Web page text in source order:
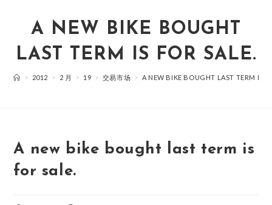
A NEW BIKE BOUGHT
LAST TERM IS FOR SALE.
> 2012 > 2 月 > 19 > 交易市场 > A NEW BIKE BOUGHT LAST TERM IS
A new bike bought last term is
for sale.